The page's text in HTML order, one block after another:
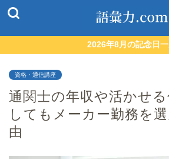
2026年8月の記念日
資格・通信講座
通関士の年収や活かせ
してもメーカー勤務を
由